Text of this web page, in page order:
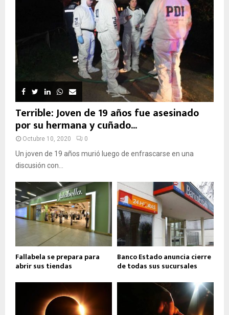
Terrible: Joven de 19 años fue asesinado
por su hermana y cuñado...
Octubre 10, 2020 0
Un joven de 19 años murió luego de enfrascarse en una
discusión con...
Fallabela se prepara para
abrir sus tiendas
Banco Estado anuncia cierre
de todas sus sucursales